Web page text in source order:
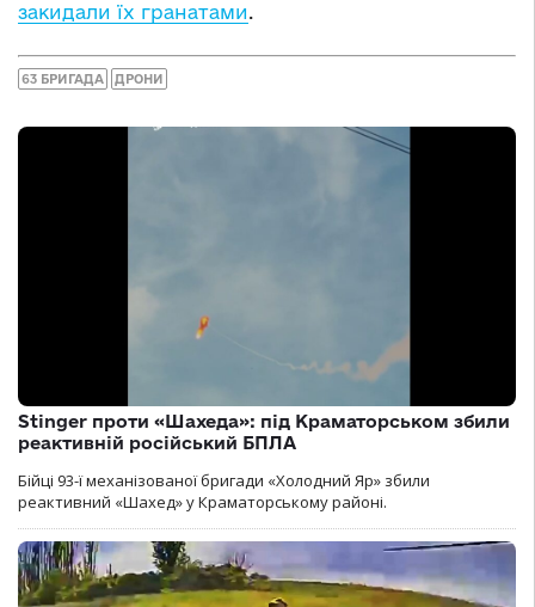
закидали їх гранатами.
63 БРИГАДА ДРОНИ
Stinger проти «Шахеда»: під Краматорськом збили
реактивній російський БПЛА
Бійці 93-ї механізованої бригади «Холодний Яр» збили
реактивний «Шахед» у Краматорському районі.